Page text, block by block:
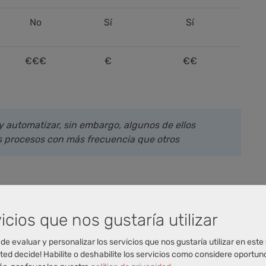
No Sí Sí
€€€ € €€
automatizar, sin embargo, algunos de ellos
con más frecuencia que otros
que nos gustaría utilizar
evaluar y personalizar los servicios que nos gustaría utilizar en este
decide! Habilite o deshabilite los servicios como considere